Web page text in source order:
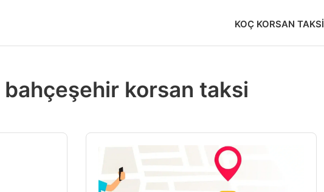
KOÇ KORSAN TAKSI
korsan taksi